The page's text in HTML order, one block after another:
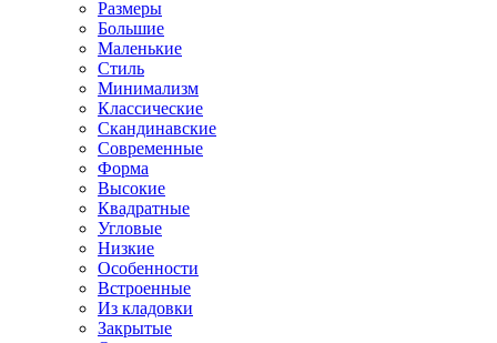
Размеры
Большие
Маленькие
Стиль
Минимализм
Классические
Скандинавские
Современные
Форма
Высокие
Квадратные
Угловые
Низкие
Особенности
Встроенные
Из кладовки
Закрытые